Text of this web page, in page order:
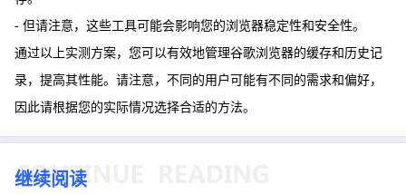
- 但请注意，这些工具可能会影响您的浏览器稳定性和安全性。
通过以上实测方案，您可以有效地管理谷歌浏览器的缓存和历史记
录，提高其性能。请注意，不同的用户可能有不同的需求和偏好，
因此请根据您的实际情况选择合适的方法。
继续阅读